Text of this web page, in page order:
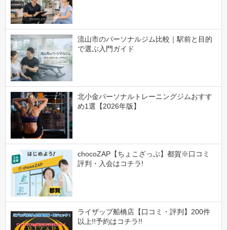
流山市のパーソナルジム比較｜駅前と目的
で選ぶ入門ガイド
北小金パーソナルトレーニングジムおすす
め1選【2026年版】
chocoZAP【ちょこざっぷ】都賀※口コミ
評判・入会はコチラ!
ライザップ船橋店【口コミ・評判】200件
以上!!予約はコチラ!!